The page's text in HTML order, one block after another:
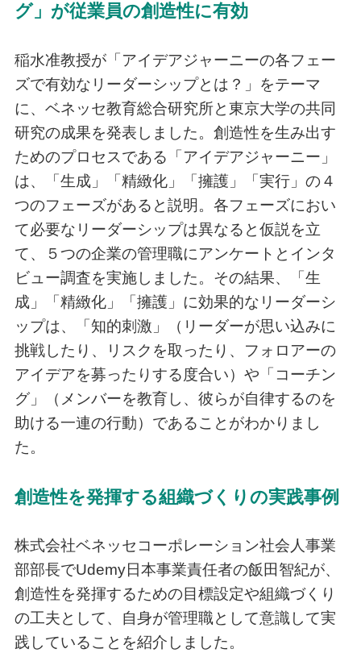
グ」が従業員の創造性に有効
稲水准教授が「アイデアジャーニーの各フェー
ズで有効なリーダーシップとは？」をテーマ
に、ベネッセ教育総合研究所と東京大学の共同
研究の成果を発表しました。創造性を生み出す
ためのプロセスである「アイデアジャーニー」
は、「生成」「精緻化」「擁護」「実行」の４
つのフェーズがあると説明。各フェーズにおい
て必要なリーダーシップは異なると仮説を立
て、５つの企業の管理職にアンケートとインタ
ビュー調査を実施しました。その結果、「生
成」「精緻化」「擁護」に効果的なリーダーシ
ップは、「知的刺激」（リーダーが思い込みに
挑戦したり、リスクを取ったり、フォロアーの
アイデアを募ったりする度合い）や「コーチン
グ」（メンバーを教育し、彼らが自律するのを
助ける一連の行動）であることがわかりまし
た。
創造性を発揮する組織づくりの実践事例
株式会社ベネッセコーポレーション社会人事業
部部長でUdemy日本事業責任者の飯田智紀が、
創造性を発揮するための目標設定や組織づくり
の工夫として、自身が管理職として意識して実
践していることを紹介しました。